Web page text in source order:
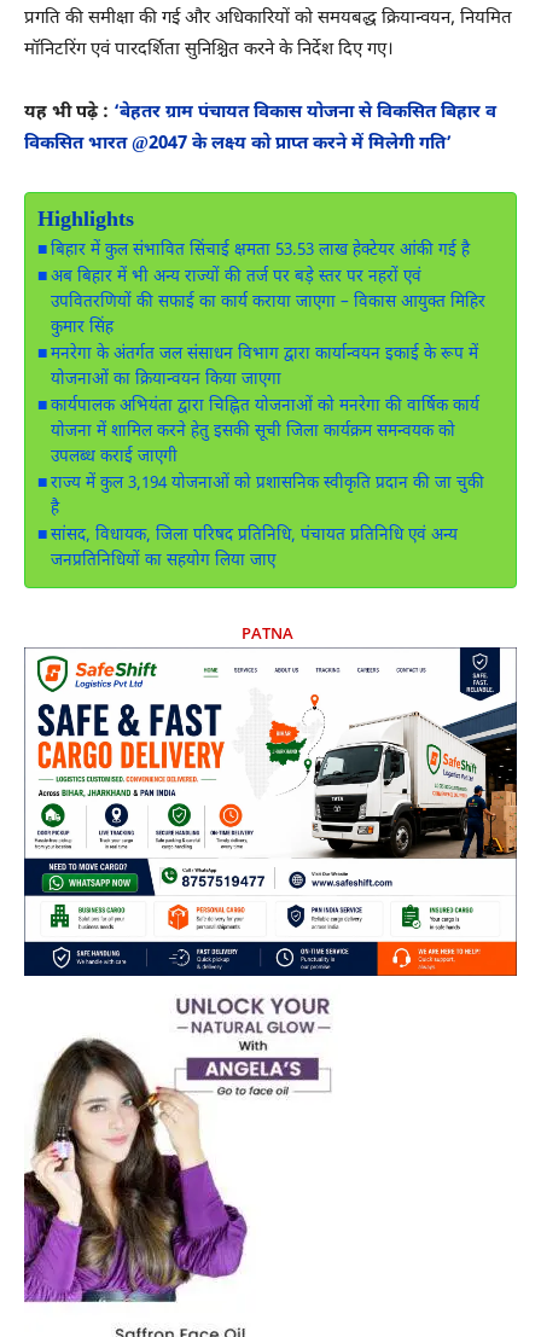
प्रगति की समीक्षा की गई और अधिकारियों को समयबद्ध क्रियान्वयन, नियमित
मॉनिटरिंग एवं पारदर्शिता सुनिश्चित करने के निर्देश दिए गए।
यह भी पढ़े : ‘बेहतर ग्राम पंचायत विकास योजना से विकसित बिहार व
विकसित भारत @2047 के लक्ष्य को प्राप्त करने में मिलेगी गति’
Highlights
बिहार में कुल संभावित सिंचाई क्षमता 53.53 लाख हेक्टेयर आंकी गई है
अब बिहार में भी अन्य राज्यों की तर्ज पर बड़े स्तर पर नहरों एवं
उपवितरणियों की सफाई का कार्य कराया जाएगा – विकास आयुक्त मिहिर
कुमार सिंह
मनरेगा के अंतर्गत जल संसाधन विभाग द्वारा कार्यान्वयन इकाई के रूप में
योजनाओं का क्रियान्वयन किया जाएगा
कार्यपालक अभियंता द्वारा चिह्नित योजनाओं को मनरेगा की वार्षिक कार्य
योजना में शामिल करने हेतु इसकी सूची जिला कार्यक्रम समन्वयक को
उपलब्ध कराई जाएगी
राज्य में कुल 3,194 योजनाओं को प्रशासनिक स्वीकृति प्रदान की जा चुकी
है
सांसद, विधायक, जिला परिषद प्रतिनिधि, पंचायत प्रतिनिधि एवं अन्य
जनप्रतिनिधियों का सहयोग लिया जाए
PATNA